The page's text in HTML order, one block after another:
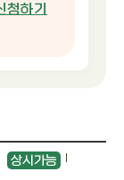
하기
상시가능